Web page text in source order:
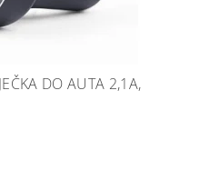
DO AUTA 2,1A,